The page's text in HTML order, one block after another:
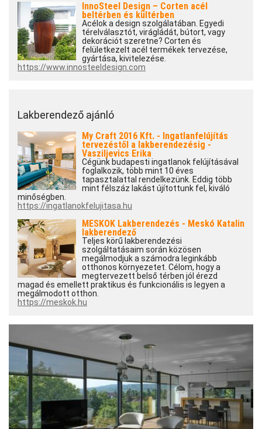
InnoSteel Design – Corten acél
beltérben és kültérben
Acélok a design szolgálatában. Egyedi
térelválasztót, virágládát, bútort, vagy
dekorációt szeretne? Corten és
felületkezelt acél termékek tervezése,
gyártása, kivitelezése.
https://www.innosteeldesign.com
Lakberendező ajánló
My Craft 2016 Kft. - Ingatlanfelújítás
tervezéstől a lakberendezésig -
Vasziljevics Erika
Cégünk budapesti ingatlanok felújításával
foglalkozik, több mint 10 éves
tapasztalattal rendelkezünk. Eddig több
mint félszáz lakást újítottunk fel, kiváló
minőségben.
https://ingatlanokfelujitasa.hu
MESKOK Lakberendezés - Meskó Katalin
lakberendező
Teljes körű lakberendezési
szolgáltatásaim során közösen
megálmodjuk a számodra leginkább
otthonos környezetet. Célom, hogy a
megtervezett belső térben jól érezd
magad és emellett praktikus és funkcionális is legyen a
megálmodott otthon.
https://meskok.hu